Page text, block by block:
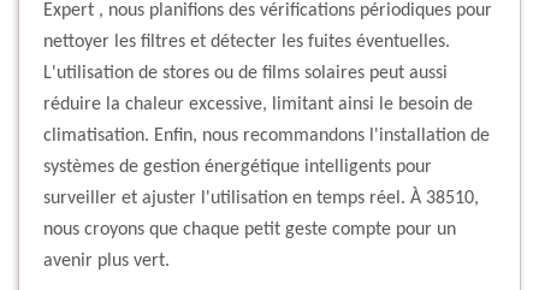
Expert , nous planifions des vérifications périodiques pour
nettoyer les filtres et détecter les fuites éventuelles.
L'utilisation de stores ou de films solaires peut aussi
réduire la chaleur excessive, limitant ainsi le besoin de
climatisation. Enfin, nous recommandons l'installation de
systèmes de gestion énergétique intelligents pour
surveiller et ajuster l'utilisation en temps réel. À 38510,
nous croyons que chaque petit geste compte pour un
avenir plus vert.